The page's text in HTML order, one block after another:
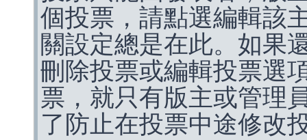
個投票，請點選編輯該
關設定總是在此。如果
刪除投票或編輯投票選
票，就只有版主或管理
了防止在投票中途修改